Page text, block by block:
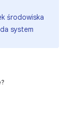
środowiska
system